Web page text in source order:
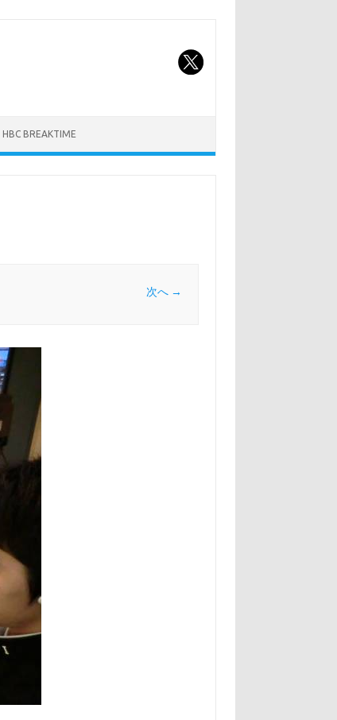
HBC BREAKTIME
次へ →